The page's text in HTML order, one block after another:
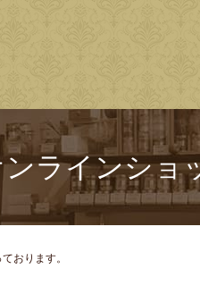
ラインショ
おります。